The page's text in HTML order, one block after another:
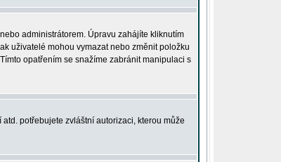
administrátorem. Úpravu zahájíte kliknutím
uživatelé mohou vymazat nebo změnit položku
opatřením se snažíme zabránit manipulaci s
potřebujete zvláštní autorizaci, kterou může